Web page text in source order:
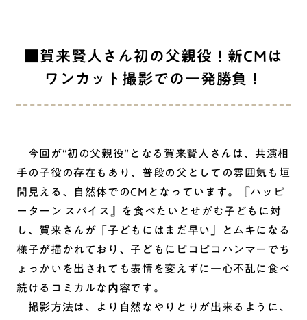
■賀来賢人さん初の父親役！新CMは
ワンカット撮影での一発勝負！
今回が“初の父親役”となる賀来賢人さんは、共演相
手の子役の存在もあり、普段の父としての雰囲気も垣
間見える、自然体でのCMとなっています。『ハッピ
ーターン スパイス』を食べたいとせがむ子どもに対
し、賀来さんが「子どもにはまだ早い」とムキになる
様子が描かれており、子どもにピコピコハンマーでち
ょっかいを出されても表情を変えずに一心不乱に食べ
続けるコミカルな内容です。
撮影方法は、より自然なやりとりが出来るように、